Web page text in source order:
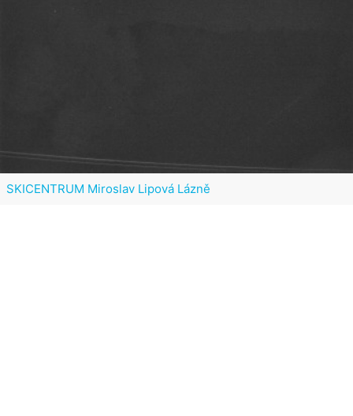
SKICENTRUM Miroslav Lipová Lázně